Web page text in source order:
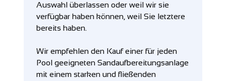
Auswahl überlassen oder weil wir sie
verfügbar haben können, weil Sie letztere
bereits haben.
Wir empfehlen den Kauf einer für jeden
Pool geeigneten Sandaufbereitungsanlage
mit einem starken und fließenden